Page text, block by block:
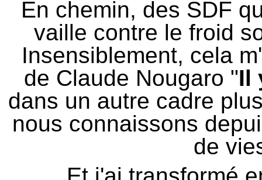
En chemin, des SDF
vaille contre le froid
Insensiblement, cela
de Claude Nougaro "Il
dans un autre cadre
nous connaissons
de